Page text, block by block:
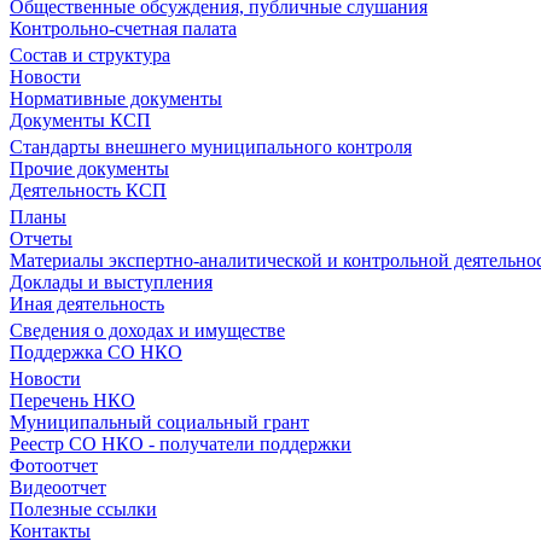
Общественные обсуждения, публичные слушания
Контрольно-счетная палата
Состав и структура
Новости
Нормативные документы
Документы КСП
Стандарты внешнего муниципального контроля
Прочие документы
Деятельность КСП
Планы
Отчеты
Материалы экспертно-аналитической и контрольной
Доклады и выступления
Иная деятельность
Сведения о доходах и имуществе
Поддержка СО НКО
Новости
Перечень НКО
Муниципальный социальный грант
Реестр СО НКО - получатели поддержки
Фотоотчет
Видеоотчет
Полезные ссылки
Контакты